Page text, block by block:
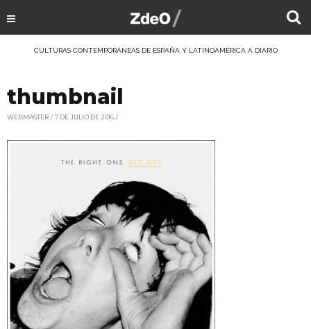
CULTURAS CONTEMPORÁNEAS DE ESPAÑA Y LATINOAMÉRICA A DIARIO
thumbnail
WEBMASTER 7 DE JULIO DE 2016